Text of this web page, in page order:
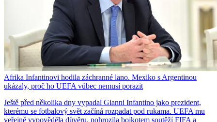
Afrika Infantinovi hodila záchranné lano. Mexiko s Argentinou
ukázaly, proč ho UEFA vůbec nemusí porazit
Ještě před několika dny vypadal Gianni Infantino jako prezident,
kterému se fotbalový svět začíná rozpadat pod rukama. UEFA mu
veřejně vypověděla důvěru, pohrozila bojkotem soutěží FIFA a